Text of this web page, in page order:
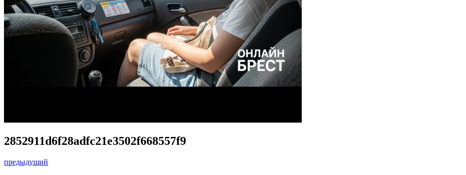
2852911d6f28adfc21e3502f668557f9
предыдущий